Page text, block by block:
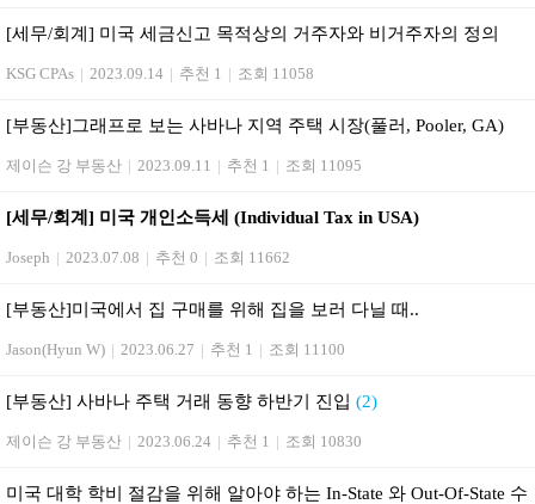
[세무/회계] 미국 세금신고 목적상의 거주자와 비거주자의 정의
KSG CPAs | 2023.09.14 | 추천 1 | 조회 11058
[부동산]그래프로 보는 사바나 지역 주택 시장(풀러, Pooler, GA)
제이슨 강 부동산 | 2023.09.11 | 추천 1 | 조회 11095
[세무/회계] 미국 개인소득세 (Individual Tax in USA)
Joseph | 2023.07.08 | 추천 0 | 조회 11662
[부동산] 미국에서 집 구매를 위해 집을 보러 다닐 때..
Jason(Hyun W) | 2023.06.27 | 추천 1 | 조회 11100
[부동산] 사바나 주택 거래 동향 하반기 진입 (2)
제이슨 강 부동산 | 2023.06.24 | 추천 1 | 조회 10830
미국 대학 학비 절감을 위해 알아야 하는 In-State 와 Out-Of-State 수